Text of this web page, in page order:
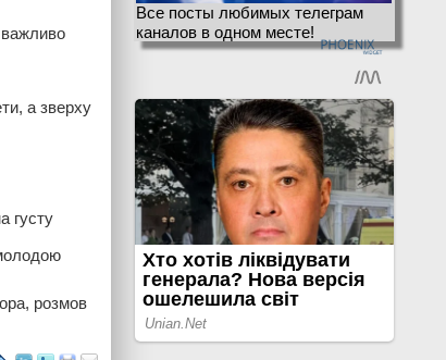
важливо
а зверху
густу
розмов
Все посты любимых телеграм
каналов в одном месте!